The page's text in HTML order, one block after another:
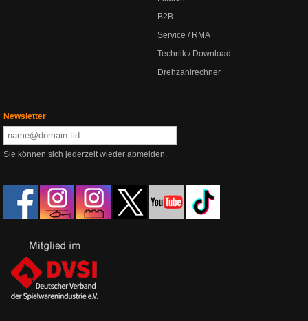
B2B
Service / RMA
Technik / Download
Drehzahlrechner
Newsletter
Sie können sich jederzeit wieder abmelden.